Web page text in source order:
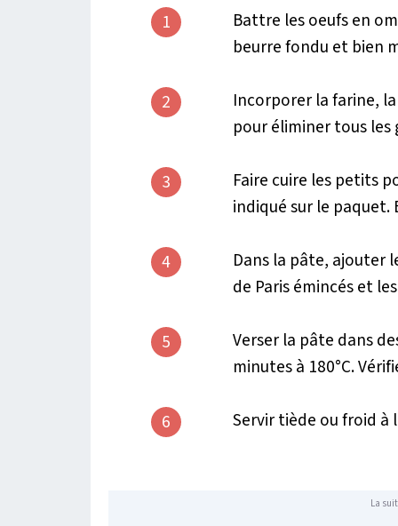
1
Battre les oeufs en
beurre fondu et bien
2
Incorporer la farine,
pour éliminer tous les
3
Faire cuire les petits
indiqué sur le paquet.
4
Dans la pâte, ajouter
de Paris émincés et
5
Verser la pâte dans
minutes à 180°C.
6 Servir tiède ou froid à
La